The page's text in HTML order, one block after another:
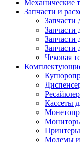
Механические
Запчасти и
Запчасти
Запчасти
Запчасти
Запчасти
Чековая
Кассеты
Принтеры
Модемы